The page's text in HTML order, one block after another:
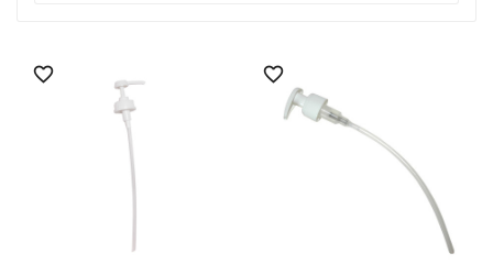
 